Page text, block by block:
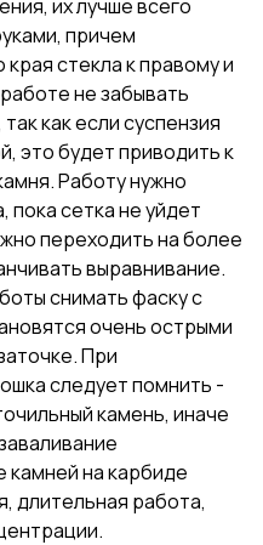
их лучше всего
причем
стекла к правому и
не забывать
как если суспензия
это будет приводить к
Работу нужно
сетка не уйдет
переходить на более
выравнивание.
снимать фаску с
очень острыми
При
следует помнить -
камень, иначе
камней на карбиде
длительная работа,